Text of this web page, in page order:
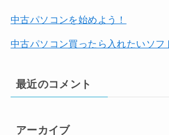
中古パソコンを始めよう！
中古パソコン買ったら入れたいソフ
最近のコメント
アーカイブ